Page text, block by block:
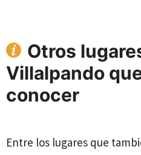
Otros
Villalpando
conocer
Entre los lugares que